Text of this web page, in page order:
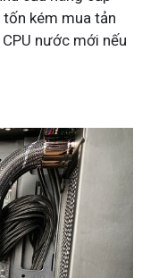
tốn kém mua tản
nước mới nếu